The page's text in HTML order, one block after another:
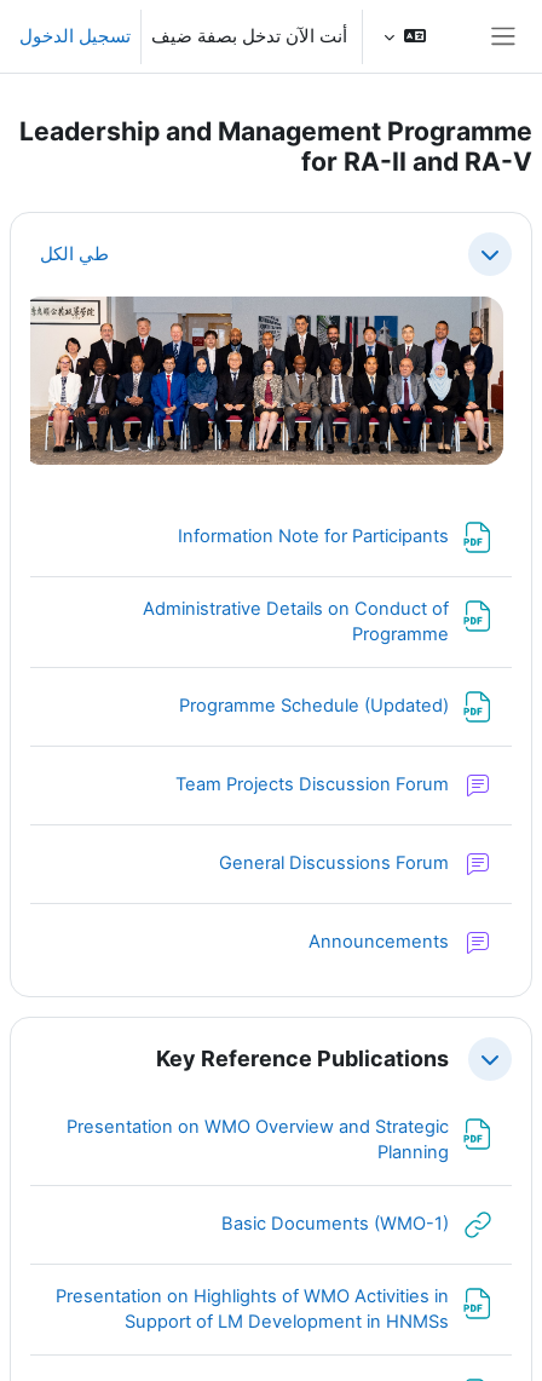
تخطى إلى المحتوى الرئيسي
أنت الآن تدخل بصفة ضيف تسجيل الدخول
Leadership and Management Programme
for RA-II and RA-V
الخطوط العريضة للقسم
طي طي الكل
Information Note for Participants
Administrative Details on Conduct of
Programme
Programme Schedule (Updated)
Team Projects Discussion Forum
General Discussions Forum
Announcements
طي Key Reference Publications
Presentation on WMO Overview and Strategic
Planning
Basic Documents (WMO-1)
Presentation on Highlights of WMO Activities in
Support of LM Development in HNMSs